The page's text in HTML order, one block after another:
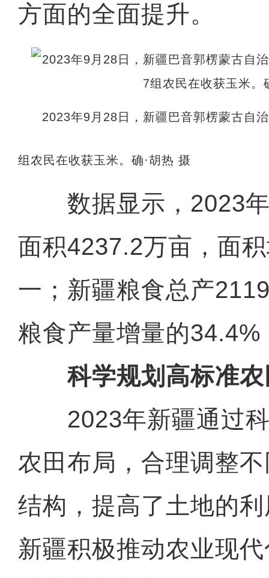
方面的全面提升。
2023年9月28日，新疆巴音郭楞蒙古自
组农民在收获玉米。确·胡热 摄
数据显示，2023年
面积4237.2万亩，面
一；新疆粮食总产
粮食产量增量的
科学规划高标准
2023年新疆通过科
农田布局，合理调整
结构，提高了土地的
新疆积极推动农业现